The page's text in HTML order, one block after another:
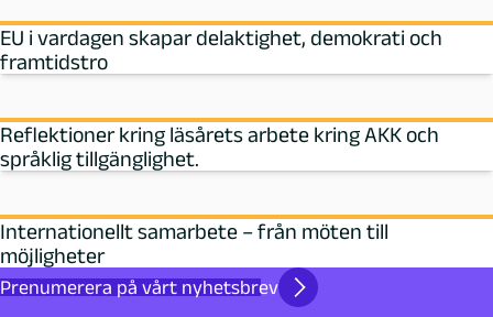
EU i vardagen skapar delaktighet, demokrati och
framtidstro
Reflektioner kring läsårets arbete kring AKK och
språklig tillgänglighet.
Internationellt samarbete – från möten till
möjligheter
Prenumerera på vårt nyhetsbrev